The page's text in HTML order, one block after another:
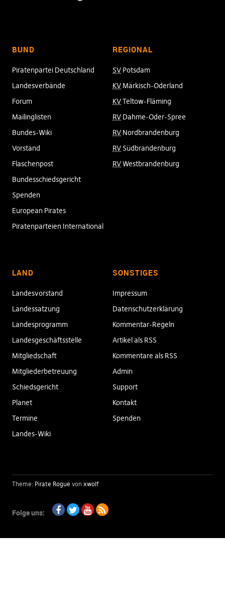
BUND
Piratenpartei Deutschland
Landesverbände
Forum
Mailinglisten
Bundes-Wiki
Vorstand
Flaschenpost
Bundesschiedsgericht
Spenden
European Pirates
Piratenparteien International
REGIONAL
SV Potsdam
KV Märkisch-Oderland
KVTeltow-Fläming
RV Dahme-Oder-Spree
RV Nordbrandenburg
RV Südbrandenburg
RVWestbrandenburg
LAND
Landesvorstand
Landessatzung
Landesprogramm
Landesgeschäftsstelle
Mitgliedschaft
Mitgliederbetreuung
Schiedsgericht
Planet
Termine
Landes-Wiki
SONSTIGES
Impressum
Datenschutzerklärung
Kommentar-Regeln
Artikel als RSS
Kommentare als RSS
Admin
Support
Kontakt
Spenden
Theme: Pirate Rogue von xwolf
Folge uns: